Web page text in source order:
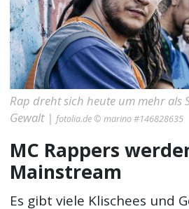
Rap dreht sich heute um mehr als
Gewalt |fotolia.de © marino #146828635
MC Rappers
Mainstream
Es gibt viele Klischees und